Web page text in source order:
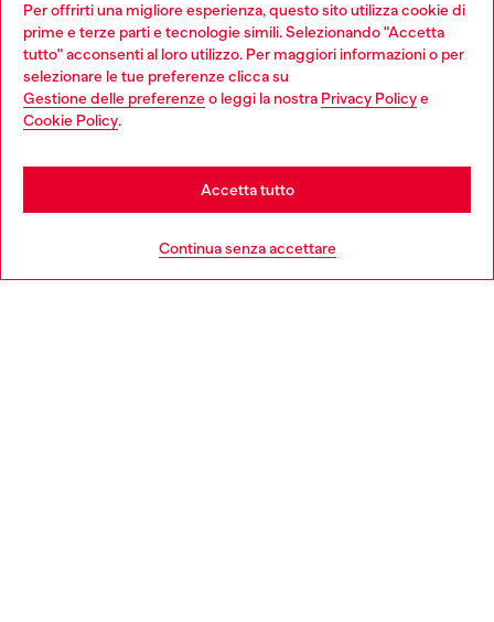
Per offrirti una migliore esperienza, questo sito utilizza cookie di
prime e terze parti e tecnologie simili. Selezionando "Accetta
tutto" acconsenti al loro utilizzo. Per maggiori informazioni o per
selezionare le tue preferenze clicca su
Gestione delle preferenzeo leggi la nostra Privacy Policye
Cookie Policy.
Continua senza accettare
Accetta tutto
profit del gruppo OTB che sostiene progetti concreti per
giovani, donne, inclusione ed emergenze in tutto il mondo.
Choose your location
You are currently browsing Italia website, but it seems you may
be based in United States